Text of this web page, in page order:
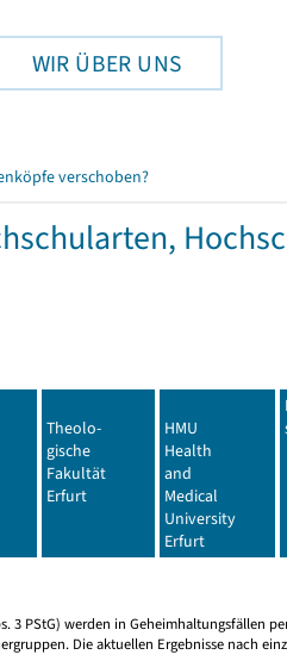
WIR ÜBER UNS
verschoben?
Theolo-
gische
Fakultät
Erfurt
HMU
Health
and
Medical
University
Erfurt
3 PStG) werden in
Die aktuellen Ergebnisse nach